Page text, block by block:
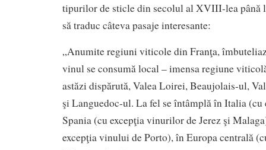
tipurilor de sticle din secolul al XVIII-lea până
să traduc câteva pasaje interesante:
„Anumite regiuni viticole din Franţa,
vinul se consumă local – imensa regiune
astăzi dispărută, Valea Loirei, Beaujolais-ul,
şi Languedoc-ul. La fel se întâmplă în Italia (cu
Spania (cu excepţia vinurilor de Jerez şi
excepţia vinului de Porto), în Europa centrală